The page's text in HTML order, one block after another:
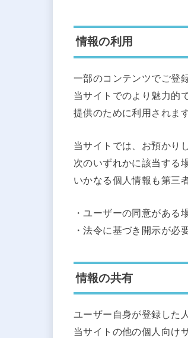
情報の利用
一部のコンテンツでご登
当サイトでのより魅力的
提供のために利用されます
当サイトでは、お預かり
次のいずれかに該当する
いかなる個人情報も第三
・ユーザーの同意がある
・法令に基づき開示が必
情報の共有
ユーザー自身が登録した
当サイトの他の個人向け